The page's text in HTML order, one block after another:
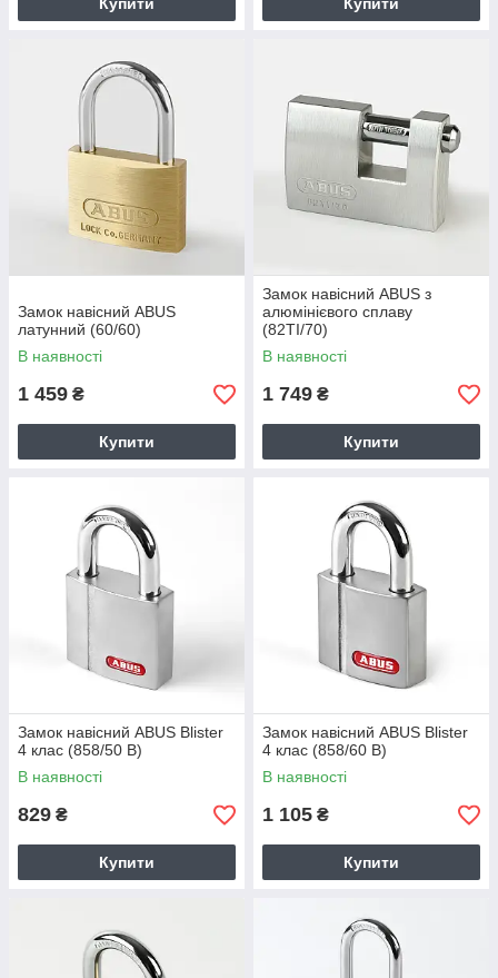
Замок навісний ABUS
латунний (60/60)
В наявності
1 459 ₴
Купити
Замок навісний ABUS з
алюмінієвого сплаву
(82TI/70)
В наявності
1 749 ₴
Купити
Замок навісний ABUS Blister
4 клас (858/50 B)
В наявності
829 ₴
Купити
Замок навісний ABUS Blister
4 клас (858/60 B)
В наявності
1 105 ₴
Купити